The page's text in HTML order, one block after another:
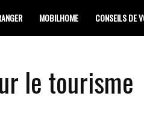
MOBILHOME CONSEILS DE
le tourisme